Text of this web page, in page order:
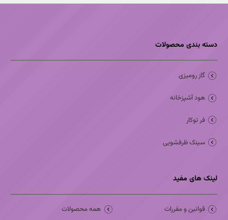
دسته بندی محصولات
گاز رومیزی
هود آشپزخانه
فر توکار
سینک ظرفشویی
لینک های مفید
قوانین و مقررات همه محصولات